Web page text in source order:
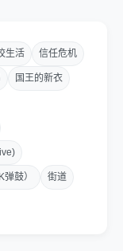
生活 信任危机
国王的新衣
鼓） 街道